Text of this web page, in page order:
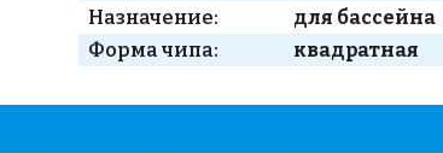
Назначение:
для бассейна
Форма чипа:
квадратная